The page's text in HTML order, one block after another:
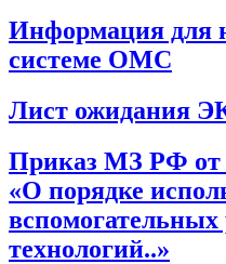
Информация для
системе ОМС
Лист ожидания
Приказ МЗ РФ от
«О порядке
технологий..»